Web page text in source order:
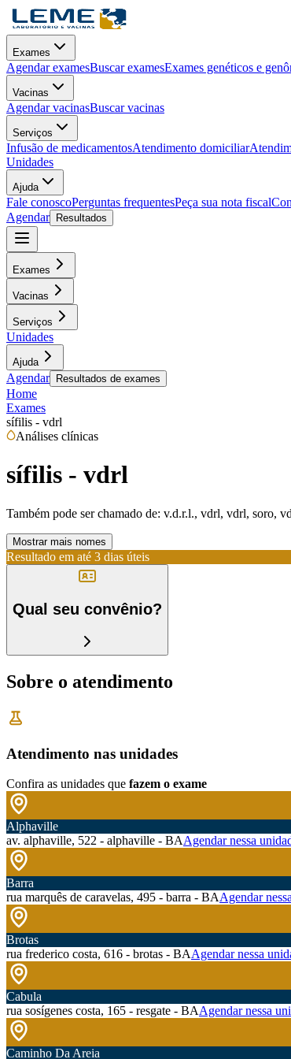
Exames
Agendar examesBuscar examesExames genéticos e
Vacinas
Agendar vacinasBuscar vacinas
Serviços
Infusão de medicamentosAtendimento domiciliar
Unidades
Ajuda
Fale conoscoPerguntas frequentesPeça sua nota fiscal
Agendar
Resultados
Exames
Vacinas
Serviços
Unidades
Ajuda
Agendar Resultados de exames
Home
Exames
sífilis - vdrl
Análises clínicas
sífilis - vdrl
Também pode ser chamado de: v.d.r.l., vdrl, vdrl, soro,
Mostrar mais nomes
Resultado em até 3 dias úteis
Qual seu convênio?
Sobre o atendimento
Atendimento nas unidades
Confira as unidades que fazem o exame
Alphaville
av. alphaville, 522 - alphaville - BAAgendar nessa
Barra
rua marquês de caravelas, 495 - barra - BAAgendar
Brotas
rua frederico costa, 616 - brotas - BAAgendar nessa
Cabula
rua sosígenes costa, 165 - resgate - BAAgendar nessa
Caminho Da Areia